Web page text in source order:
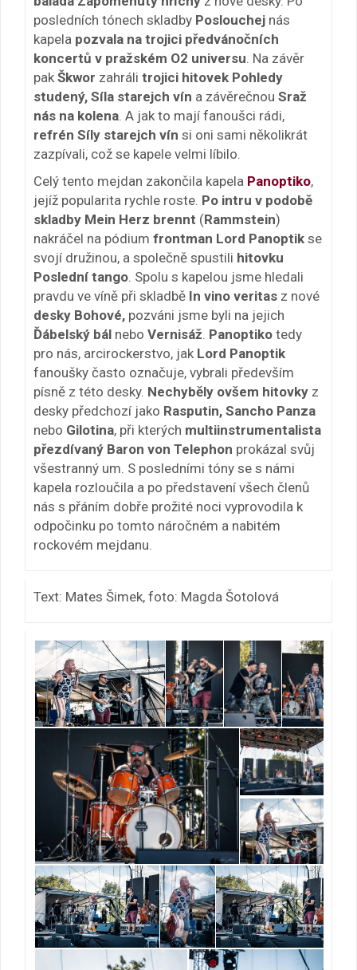
posledních tónech skladby Poslouchej nás
kapela pozvala na trojici předvánočních
koncertů v pražském O2 universu . Na závěr
pak Škwor zahráli trojici hitovek Pohledy
studený, Síla starejch vín a závěrečnou Sraž
nás na kolena . A jak to mají fanoušci rádi,
refrén Síly starejch vín si oni sami několikrát
zazpívali, což se kapele velmi líbilo.
Celý tento mejdan zakončila kapela Panoptiko,
jejíž popularita rychle roste. Po intru v podobě
skladby Mein Herz brennt (Rammstein)
nakráčel na pódium frontman Lord Panoptik se
svojí družinou, a společně spustili hitovku
Poslední tango . Spolu s kapelou jsme hledali
pravdu ve víně při skladbě In vino veritas z nové
desky Bohové, pozváni jsme byli na jejich
Ďábelský bál nebo Vernisáž Panoptiko tedy
pro nás, arcirockerstvo, jak Lord Panoptik
fanoušky často označuje, vybrali především
písně z této desky. Nechyběly ovšem hitovky z
desky předchozí jako Rasputin, Sancho Panza
nebo Gilotina, při kterých multiinstrumentalista
přezdívaný Baron von Telephon prokázal svůj
všestranný um. S posledními tóny se s námi
kapela rozloučila a po představení všech členů
nás s přáním dobře prožité noci vyprovodila k
odpočinku po tomto náročném a nabitém
rockovém mejdanu.
Text: Mates Šimek, foto: Magda Šotolová